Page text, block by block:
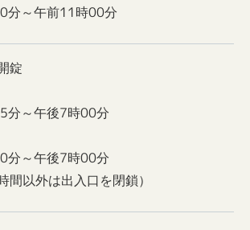
分～午前11時00分
錠
分～午後7時00分
分～午後7時00分
間以外は出入口を閉鎖）